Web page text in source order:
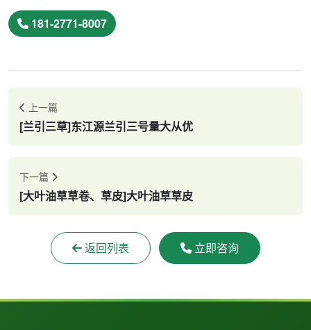
181-2771-8007
上一篇
[兰引三草]东江源兰引三号量大从优
下一篇
[大叶油草草卷、草皮]大叶油草草皮
返回列表 立即咨询